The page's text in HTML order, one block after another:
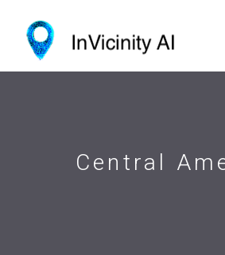
Central